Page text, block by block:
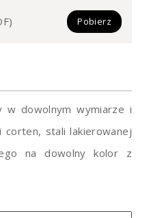
Pobierz
w dowolnym wymiarze i
corten, stali lakierowanej
na dowolny kolor z